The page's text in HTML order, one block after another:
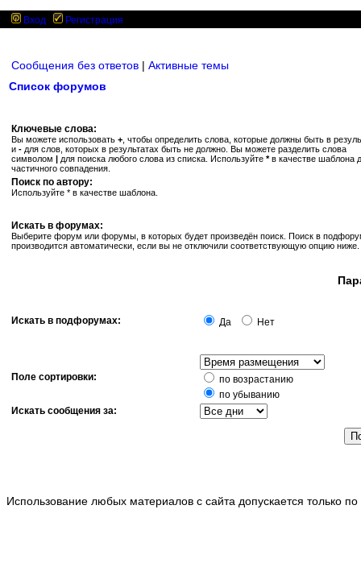
Вход Регистрация
Сообщения без ответов | Активные темы
Список форумов
Ключевые слова:
Вы можете использовать + , чтобы определить слова, которые должны быть в
и - для слов, которых в результатах быть не должно. Вы можете разделить слова
символом | для поиска любого слова из списка. Используйте *в качестве шаблона
частичного совпадения.
Поиск по автору:
Используйте * в качестве шаблона.
Искать в форумах:
Выберите форум или форумы, в которых будет произведён поиск. Поиск в
производится автоматически, если вы не отключили соответствующую опцию ниже.
Искать в подфорумах: Да Нет
Поле сортировки:
по возрастанию
по убыванию
Искать сообщения за:
Использование любых материалов с сайта допускается только